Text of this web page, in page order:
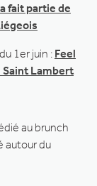
fait partie de
1er juin : Feel
Saint Lambert
au brunch
autour du